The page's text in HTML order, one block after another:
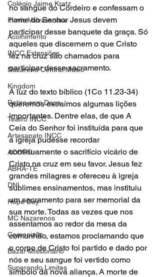
Colégio Jaime Kratz
Flavio Valvassoura
Acolhimento
INCC Extensões
Nazareno Central Music
Kingdom
Retiro com Deus
Teatro INCC
Artesanato INCC
ACORD
ABRA-TE
DNI
Hope Day
MC Nazarenos
Compaixão
Bazar Missionário
Superando Limites
no sangue do Cordeiro e confessam o
nome do Senhor Jesus devem
participar desse banquete da graça. Só
aqueles que discernem o que Cristo
fez na cruz são chamados para
participar desse sacramento.
À luz do texto bíblico (1Co 11.23-34)
queremos extraímos algumas lições
importantes. Dentre elas, de que A
Ceia do Senhor foi instituída para que
a igreja pudesse recordar
continuamente o sacrifício vicário de
Cristo na cruz em seu favor. Jesus fez
grandes milagres e ofereceu à igreja
sublimes ensinamentos, mas instituiu
um sacramento para ser memorial da
sua morte. Todas as vezes que nos
assentamos ao redor da mesa da
comunhão, estamos proclamando que
o corpo de Cristo foi partido e dado por
nós e seu sangue foi vertido como
símbolo da nova aliança. A morte de